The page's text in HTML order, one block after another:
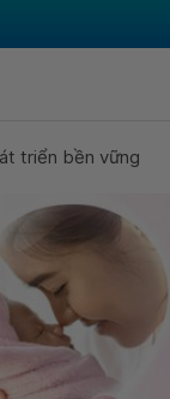
triển bền vững